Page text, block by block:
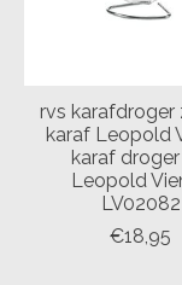
rvs karafdroger
karaf Leopold
karaf
Leopold
LV02082
€18,95